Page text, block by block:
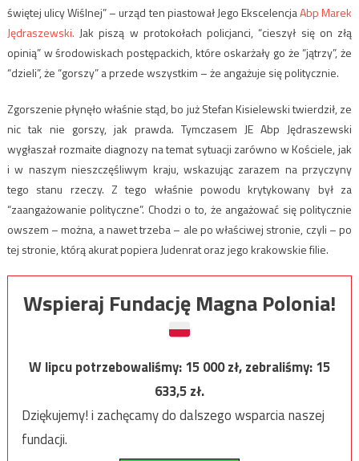
świętej ulicy Wiślnej” – urząd ten piastował Jego EkscelencjaAbp Marek
Jędraszewski. Jak piszą w protokołach policjanci, “cieszył się on złą
opinią” w środowiskach postępackich, które oskarżały go że “jątrzy”, że
“dzieli”, że “gorszy” a przede wszystkim – że angażuje się politycznie.
Zgorszenie płynęło właśnie stąd, bo już Stefan Kisielewski twierdził, ze
nic tak nie gorszy, jak prawda. Tymczasem JE Abp Jędraszewski
wygłaszał rozmaite diagnozy na temat sytuacji zarówno w Kościele, jak
i w naszym nieszczęśliwym kraju, wskazując zarazem na przyczyny
tego stanu rzeczy. Z tego właśnie powodu krytykowany był za
“zaangażowanie polityczne”. Chodzi o to, że angażować się politycznie
owszem – można, a nawet trzeba – ale po właściwej stronie, czyli – po
tej stronie, którą akurat popiera Judenrat oraz jego krakowskie filie.
Wspieraj Fundację Magna Polonia!
W lipcu potrzebowaliśmy:15 000zł, zebraliśmy:15
633,5zł.
Dziękujemy! i zachęcamy do dalszego wsparcia naszej
fundacji.